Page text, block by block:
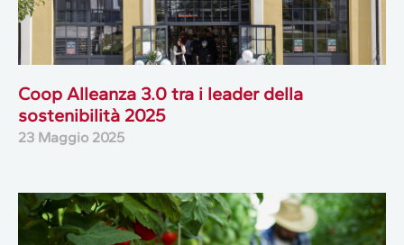
Coop Alleanza 3.0 tra i leader della
sostenibilità 2025
23 Maggio 2025